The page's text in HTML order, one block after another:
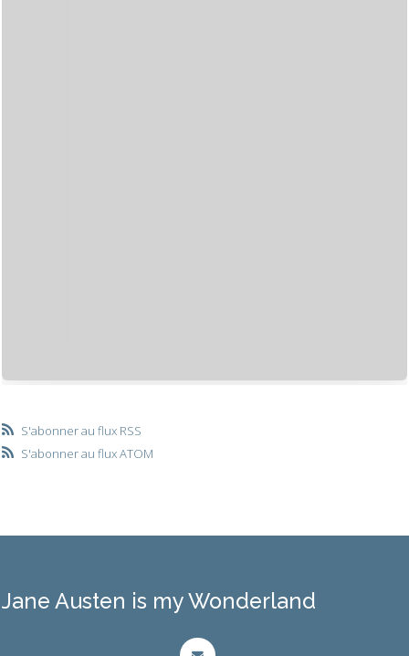
S'abonner au flux RSS
S'abonner au flux ATOM
Jane Austen is my Wonderland